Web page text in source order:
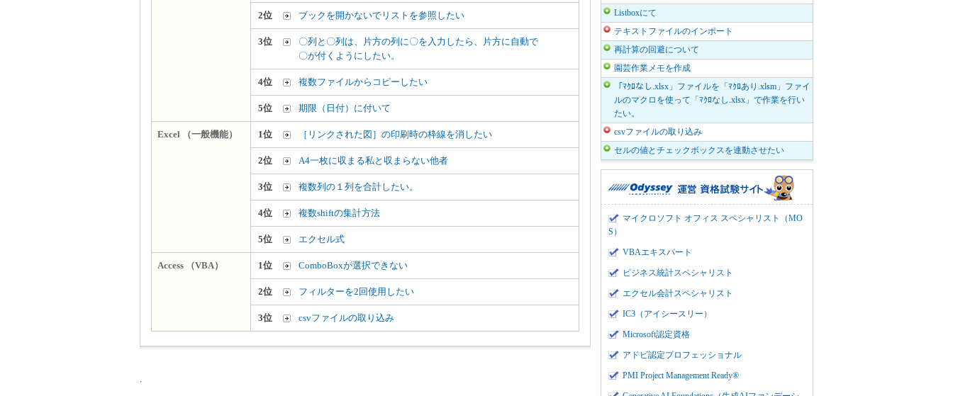
2位 ブックを開かないでリストを参照したい
3位
〇列と〇列は、片方の列に〇を入力したら、片方に自動で
〇が付くようにしたい。
4位 複数ファイルからコピーしたい
5位 期限（日付）に付いて
Excel （一般機能） 1位 ［リンクされた図］の印刷時の枠線を消したい
2位 A4一枚に収まる私と収まらない他者
3位 複数列の１列を合計したい。
4位 複数shiftの集計方法
5位 エクセル式
Access （VBA） 1位 ComboBoxが選択できない
2位 フィルターを2回使用したい
3位 csvファイルの取り込み
Listboxにて
テキストファイルのインポート
再計算の回避について
園芸作業メモを作成
「ﾏｸﾛなし.xlsx」ファイルを「ﾏｸﾛあり.xlsm」ファイ
ルのマクロを使って「ﾏｸﾛなし.xlsx」で作業を行い
たい。
csvファイルの取り込み
セルの値とチェックボックスを連動させたい
マイクロソフト オフィス スペシャリスト（MO
S）
VBAエキスパート
ビジネス統計スペシャリスト
エクセル会計スペシャリスト
IC3（アイシースリー）
Microsoft認定資格
アドビ認定プロフェッショナル
PMI Project Management Ready®